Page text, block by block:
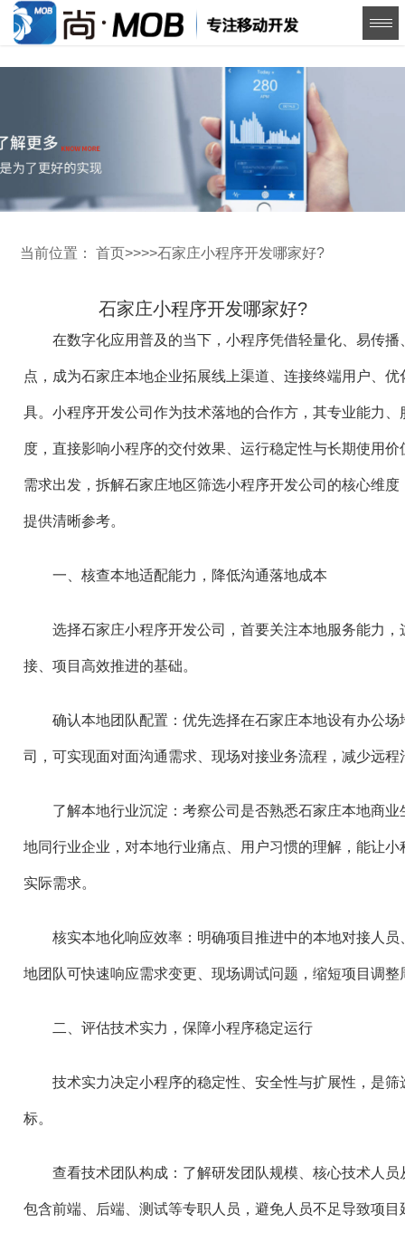
当前位置：首页>>>>石家庄小程序开发哪家好?
石家庄小程序开发哪家好?
在数字化应用普及的当下，小程序凭借轻量化、易传播
点，成为石家庄本地企业拓展线上渠道、连接终端用户、
具。小程序开发公司作为技术落地的合作方，其专业能力
度，直接影响小程序的交付效果、运行稳定性与长期使用
需求出发，拆解石家庄地区筛选小程序开发公司的核心维
提供清晰参考。
一、核查本地适配能力，降低沟通落地成本
选择石家庄小程序开发公司，首要关注本地服务能力，
接、项目高效推进的基础。
确认本地团队配置：优先选择在石家庄本地设有办公场
司，可实现面对面沟通需求、现场对接业务流程，减少远
了解本地行业沉淀：考察公司是否熟悉石家庄本地商业
地同行业企业，对本地行业痛点、用户习惯的理解，能让
实际需求。
核实本地化响应效率：明确项目推进中的本地对接人员
地团队可快速响应需求变更、现场调试问题，缩短项目调整
二、评估技术实力，保障小程序稳定运行
技术实力决定小程序的稳定性、安全性与扩展性，是筛
标。
查看技术团队构成：了解研发团队规模、核心技术人员
包含前端、后端、测试等专职人员，避免人员不足导致项